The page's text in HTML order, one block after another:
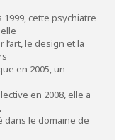
cette psychiatre
le design et la
en 2005, un
en 2008, elle a
dans le domaine de